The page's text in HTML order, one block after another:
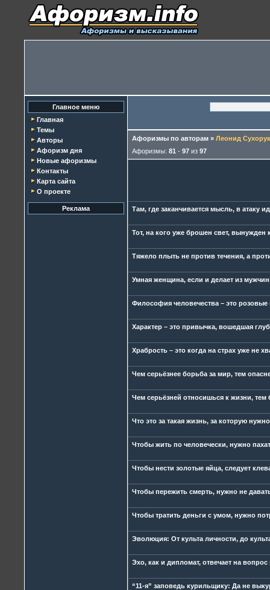
Главное меню
Главная
Темы
Авторы
Афоризм дня
Новые афоризмы
Контакты
Карта сайта
О проекте
Реклама
Афоризмы по авторам » Леонид
Афоризмы: 81 - 97 из 97
Там, где заканчивается мысль, в атаку
Тот, на кого уже брошен свет, вынужден
Тяжело плыть не против течения, а
Умная женщина, если и делает из
Философия человечества – это
Характер – это привычка, вошедшая
Храбрость – это когда на страх уже не
Чем серьёзнее борьба за мир, тем
Чем серьёзней относишься к жизни,
Что это за такая жизнь, за которую
Чтобы жить по человечески, нужно
Чтобы нести золотые яйца, следует
Чтобы пережить смерть, нужно не
Чтобы тратить деньги с умом, нужно
Эволюция: От культа личности, до
Эхо, как и дипломат, отвечает на
“11-я” заповедь курильщику: Да не